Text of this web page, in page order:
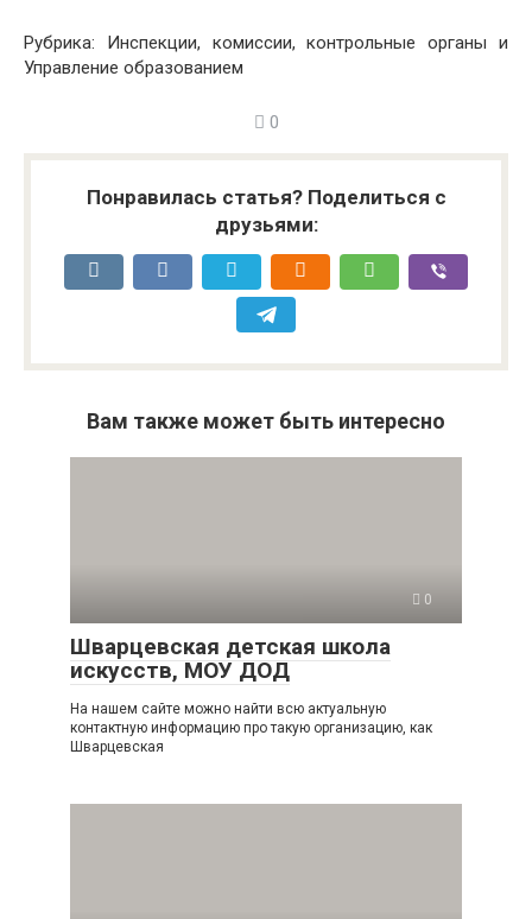
Рубрика: Инспекции, комиссии, контрольные органы и
Управление образованием
0
Понравилась статья? Поделиться с
друзьями:
Вам также может быть интересно
0
Шварцевская детская школа
искусств, МОУ ДОД
На нашем сайте можно найти всю актуальную
контактную информацию про такую организацию, как
Шварцевская